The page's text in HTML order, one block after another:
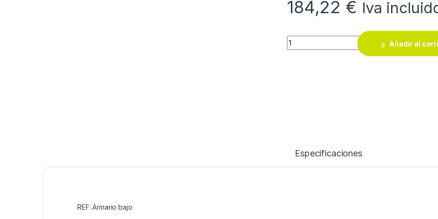
184,22 € Iva
Armario bajo Pro Series Arshelving quantity
Añadir al
Especificaciones
REF: Armario bajo